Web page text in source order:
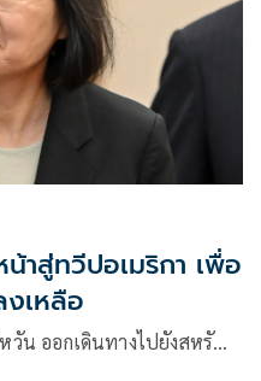
าสู่ทวีปอเมริกา เพื่อ
เหลือ
วัน ออกเดินทางไปยังสหรั…